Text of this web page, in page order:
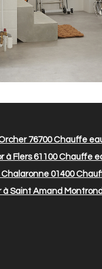
76700Chauffe
à Flers 61100Chauffe
01400
Saint Amand